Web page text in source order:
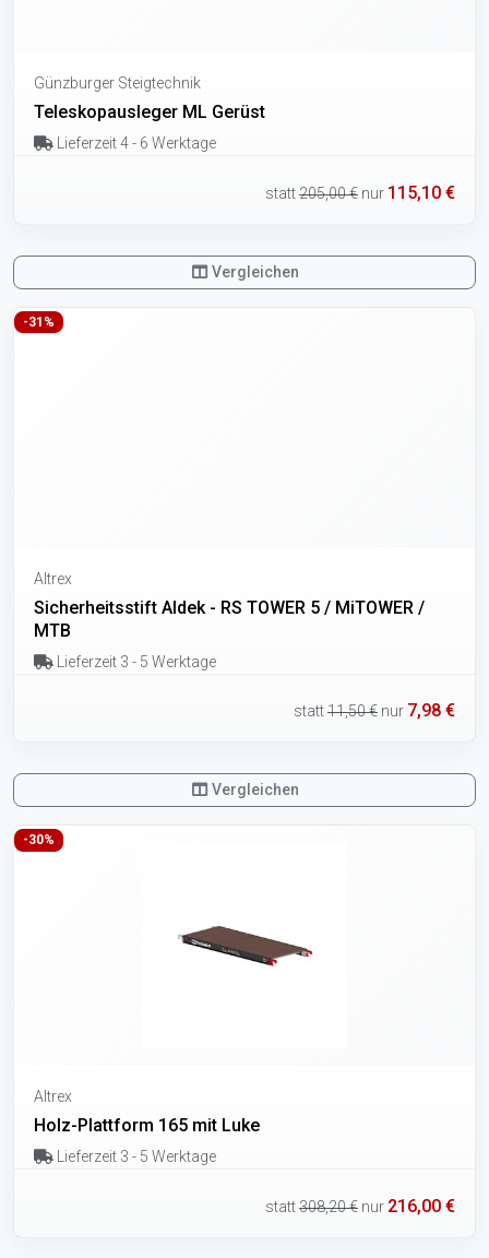
Günzburger Steigtechnik
Teleskopausleger ML Gerüst
Lieferzeit 4 - 6 Werktage
statt205,00 € nur 115,10 €
Vergleichen
-31%
Altrex
Sicherheitsstift Aldek - RS TOWER 5 / MiTOWER /
MTB
Lieferzeit 3 - 5 Werktage
statt11,50 € nur 7,98 €
Vergleichen
-30%
Altrex
Holz-Plattform 165 mit Luke
Lieferzeit 3 - 5 Werktage
statt308,20 € nur 216,00 €